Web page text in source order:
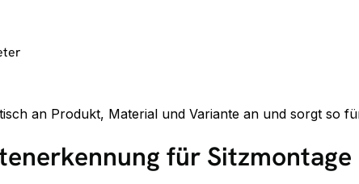
an Produkt, Material und Variante an und sorgt so
für Sitzmontage